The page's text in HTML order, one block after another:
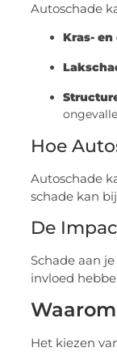
Autoschade
Kras-
Hoe
Autoschade
schade kan
De
Schade aan
invloed
Het kiezen